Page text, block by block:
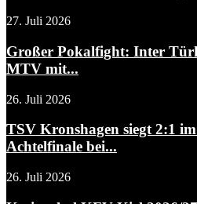
27. Juli 2026
Großer Pokalfight: Inter
MTV mit...
26. Juli 2026
TSV Kronshagen siegt 2:1
Achtelfinale bei...
26. Juli 2026